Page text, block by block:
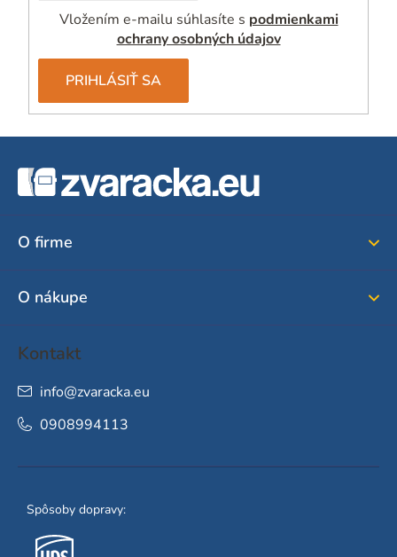
Vložením e-mailu súhlasíte s podmienkami
ochrany osobných údajov
PRIHLÁSIŤ SA
O firme
O nákupe
Kontakt
info@zvaracka.eu
0908994113
Spôsoby dopravy: